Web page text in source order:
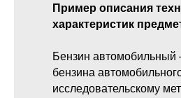
Пример описания
характеристик
Бензин
бензина
исследовательскому